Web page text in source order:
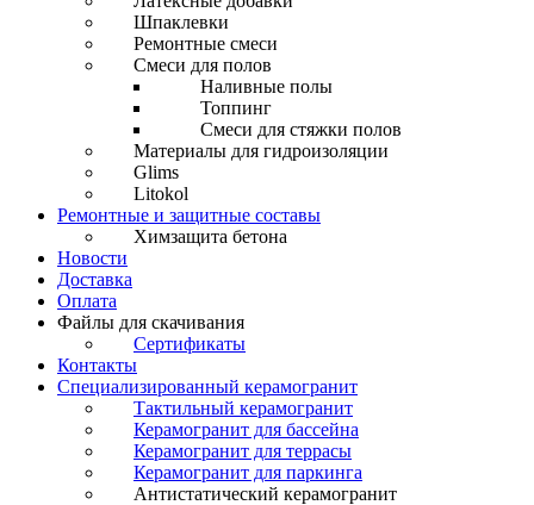
Шпаклевки
Ремонтные смеси
Смеси для полов
Наливные полы
Топпинг
Смеси для стяжки полов
Материалы для гидроизоляции
Glims
Litokol
Ремонтные и защитные составы
Химзащита бетона
Новости
Доставка
Оплата
Файлы для скачивания
Сертификаты
Контакты
Специализированный керамогранит
Тактильный керамогранит
Керамогранит для бассейна
Керамогранит для террасы
Керамогранит для паркинга
Антистатический керамогранит